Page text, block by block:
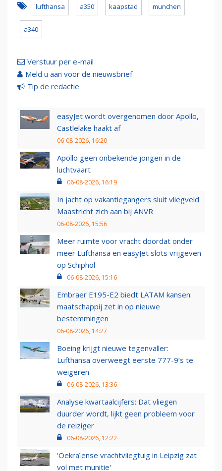
lufthansa a350 kaapstad munchen
a340
Verstuur per e-mail
Meld u aan voor de nieuwsbrief
Tip de redactie
easyJet wordt overgenomen door Apollo,
Castlelake haakt af
06-08-2026, 16:20
Apollo geen onbekende jongen in de
luchtvaart
06-08-2026, 16:19
In jacht op vakantiegangers sluit vliegveld
Maastricht zich aan bij ANVR
06-08-2026, 15:56
Meer ruimte voor vracht doordat onder
meer Lufthansa en easyJet slots vrijgeven
op Schiphol
06-08-2026, 15:16
Embraer E195-E2 biedt LATAM kansen:
maatschappij zet in op nieuwe
bestemmingen
06-08-2026, 14:27
Boeing krijgt nieuwe tegenvaller:
Lufthansa overweegt eerste 777-9’s te
weigeren
06-08-2026, 13:36
Analyse kwartaalcijfers: Dat vliegen
duurder wordt, lijkt geen probleem voor
de reiziger
06-08-2026, 12:22
'Oekraïense vrachtvliegtuig in Leipzig zat
vol met munitie'